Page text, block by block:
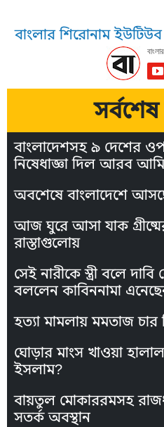
বাংলার শিরোনাম
বাংলাদেশসহ ৯ দেশের
নিষেধাজ্ঞা দিল আরব
অবশেষে বাংলাদেশে
আজ ঘুরে আসা যাক
রাস্তাগুলোয়
সেই নারীকে স্ত্রী বলে
বললেন কাবিননামা
হত্যা মামলায় মমতাজ চার
ঘোড়ার মাংস খাওয়া
ইসলাম?
বায়তুল মোকাররমসহ
সতর্ক অবস্থান